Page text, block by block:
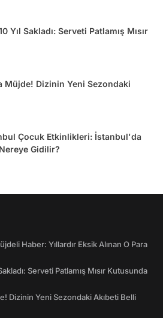
Yıl Sakladı: Serveti Patlamış Mısır
Müjde! Dizinin Yeni Sezondaki
Çocuk Etkinlikleri: İstanbul'da
Gidilir?
Haber: Yıllardır Eksik Alınan O Para
Serveti Patlamış Mısır Kutusunda
Dizinin Yeni Sezondaki Akıbeti Belli